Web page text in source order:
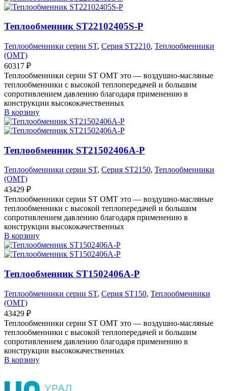
Теплообменник ST22102405S-P
Теплообменники серии ST, Серия ST2210, Теплообменники
(OMT)
60317 ₽
Теплообменники серии ST OMT это — воздушно-масляные
теплообменники с высокой теплопередачей и большим
сопротивлением давлению благодаря применению в
конструкции высококачественных
В корзину
Теплообменник ST21502406A-P
Теплообменники серии ST, Серия ST2150, Теплообменники
(OMT)
43429 ₽
Теплообменники серии ST OMT это — воздушно-масляные
теплообменники с высокой теплопередачей и большим
сопротивлением давлению благодаря применению в
конструкции высококачественных
В корзину
Теплообменник ST1502406A-P
Теплообменники серии ST, Серия ST150, Теплообменники
(OMT)
43429 ₽
Теплообменники серии ST OMT это — воздушно-масляные
теплообменники с высокой теплопередачей и большим
сопротивлением давлению благодаря применению в
конструкции высококачественных
В корзину